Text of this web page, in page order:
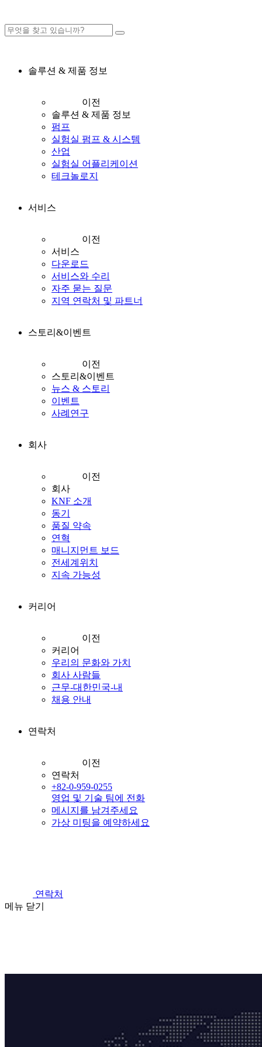
솔루션 & 제품 정보
이전
솔루션 & 제품 정보
펌프
실험실 펌프 & 시스템
산업
실험실 어플리케이션
테크놀로지
서비스
이전
서비스
다운로드
서비스와 수리
자주 묻는 질문
지역 연락처 및 파트너
스토리&이벤트
이전
스토리&이벤트
뉴스 & 스토리
이벤트
사례연구
회사
이전
회사
KNF 소개
동기
품질 약속
연혁
매니지먼트 보드
전세계위치
지속 가능성
커리어
이전
커리어
우리의 문화와 가치
회사 사람들
근무-대한민국-내
채용 안내
연락처
이전
연락처
+82-0-959-0255
영업 및 기술 팀에 전화
메시지를 남겨주세요
가상 미팅을 예약하세요
연락처
메뉴 닫기